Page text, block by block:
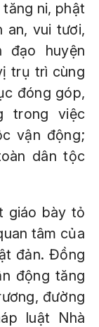
ni, phật
an, vui tươi,
đạo huyện
trụ trì cùng
đóng góp,
trong việc
vận động;
dân tộc
giáo bày tỏ
tâm của
đản. Đồng
động tăng
đường
luật Nhà